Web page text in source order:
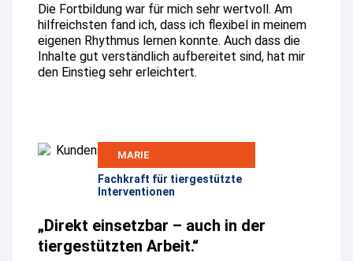
Die Fortbildung war für mich sehr wertvoll. Am
hilfreichsten fand ich, dass ich flexibel in meinem
eigenen Rhythmus lernen konnte. Auch dass die
Inhalte gut verständlich aufbereitet sind, hat mir
den Einstieg sehr erleichtert.
MARIE
Fachkraft für tiergestützte
Interventionen
„Direkt einsetzbar – auch in der
tiergestützten Arbeit.“